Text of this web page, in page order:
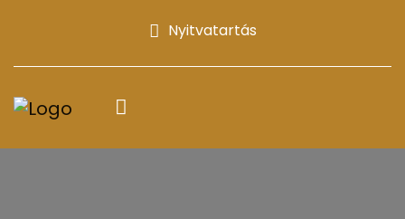
Nyitvatartás